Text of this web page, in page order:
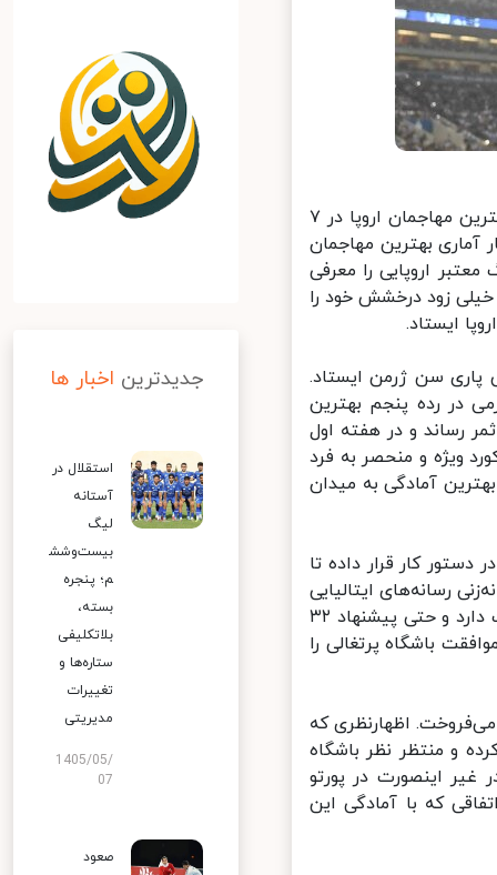
لیگ‌های معتبر فوتبال اروپا از هفته گذشته آغاز شده و در همین رابطه بهترین مهاجمان اروپا در ۷
بهترین مهاجمان
گلزنی و پاس گل در یک هفته گذشته در ۷ لیگ معتبر اروپایی را معرفی
زود درخشش خود را
پاری سن ژرمن ایستاد.
ایستاد و طارمی در رده پنجم بهترین
رساند و در هفته اول
ویژه و منحصر به فرد
آمادگی به میدان
کار قرار داده تا
رسانه‌های ایتالیایی
گفته می‌شود میلان برای جانشینی زلاتان ابراهیموویچ روی طارمی نظر مثبت دارد و حتی پیشنهاد ۳۲
هنوز موافقت باشگاه پرتغالی را
اظهارنظری که
و منتظر نظر باشگاه
اینصورت در پورتو
که با آمادگی این
جدیدترین اخبار ها
استقلال در
آستانه
لیگ
بیست‌وشش
م؛ پنجره
بسته،
بلاتکلیفی
ستاره‌ها و
تغییرات
مدیریتی
1405/05/
07
صعود